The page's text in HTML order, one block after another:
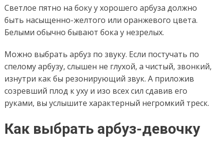
Светлое пятно на боку у хорошего арбуза должно
быть насыщенно-желтого или оранжевого цвета.
Белыми обычно бывают бока у незрелых.
Можно выбрать арбуз по звуку. Если постучать по
спелому арбузу, слышен не глухой, а чистый, звонкий,
изнутри как бы резонирующий звук. А приложив
созревший плод к уху и изо всех сил сдавив его
руками, вы услышите характерный негромкий треск.
Как выбрать арбуз-девочку